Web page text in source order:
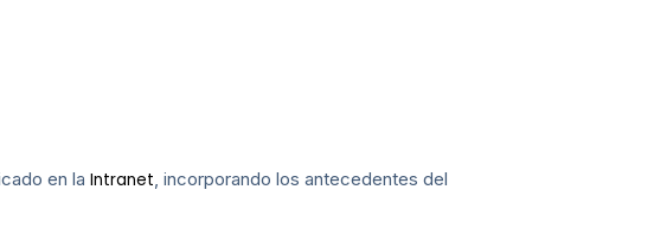
en la Intranet , incorporando los antecedentes del